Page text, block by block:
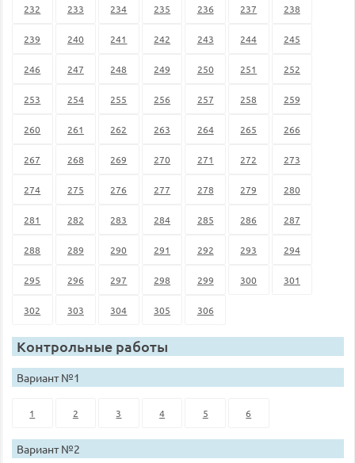
232 233 234 235 236 237 238
239 240 241 242 243 244 245
246 247 248 249 250 251 252
253 254 255 256 257 258 259
260 261 262 263 264 265 266
267 268 269 270 271 272 273
274 275 276 277 278 279 280
281 282 283 284 285 286 287
288 289 290 291 292 293 294
295 296 297 298 299 300 301
302 303 304 305 306
Контрольные работы
Вариант №1
1 2 3 4 5 6
Вариант №2